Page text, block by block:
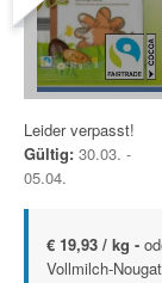
Leider verpasst!
Gültig: 30.03. -
05.04.
€ 19,93 / kg -
Vollmilch-